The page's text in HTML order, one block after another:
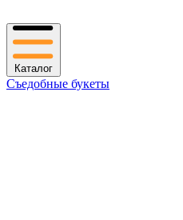
Каталог
Съедобные букеты